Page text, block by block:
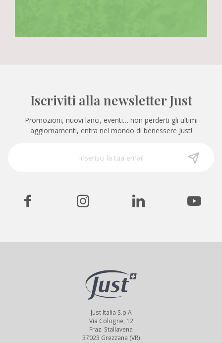
Iscriviti alla newsletter Just
Promozioni, nuovi lanci, eventi… non perderti gli ultimi
aggiornamenti, entra nel mondo di benessere Just!
Just Italia S.p.A
Via Cologne, 12
Fraz. Stallavena
37023 Grezzana (VR)